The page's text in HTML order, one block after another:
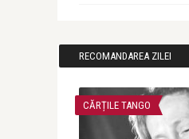
RECOMANDAREA ZILEI
CĂRȚILE TANGO